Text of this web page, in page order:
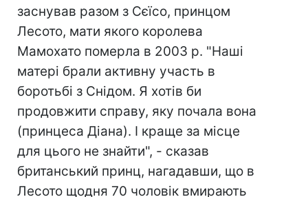
заснував разом з Сєїсо, принцом
Лесото, мати якого королева
Мамохато померла в 2003 р. "Наші
матері брали активну участь в
боротьбі з Снідом. Я хотів би
продовжити справу, яку почала вона
(принцеса Діана). І краще за місце
для цього не знайти", - сказав
британський принц, нагадавши, що в
Лесото щодня 70 чоловік вмирають